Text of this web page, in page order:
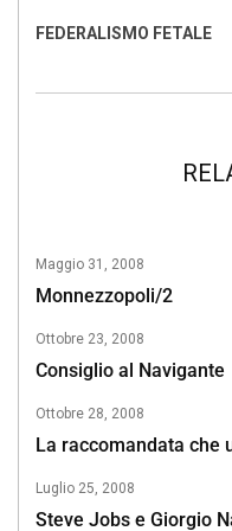
FEDERALISMO FETALE
Maggio 31, 2008
Monnezzopoli/2
Ottobre 23, 2008
Consiglio al Navigante
Ottobre 28, 2008
La raccomandata che
Luglio 25, 2008
Steve Jobs e Giorgio